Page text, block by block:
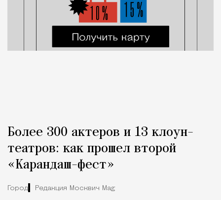
Более 300 актеров и 13 клоун-
театров: как прошел второй
«Карандаш-фест»
Город Редакция Москвич Mag